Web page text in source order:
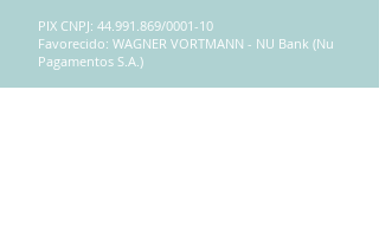
PIX CNPJ: 44.991.869/0001-10
Favorecido: WAGNER VORTMANN - NU Bank (Nu
Pagamentos S.A.)